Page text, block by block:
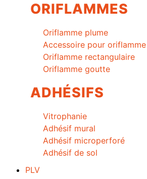
ORIFLAMMES
Oriflamme plume
Accessoire pour oriflamme
Oriflamme rectangulaire
Oriflamme goutte
ADHÉSIFS
Vitrophanie
Adhésif mural
Adhésif microperforé
Adhésif de sol
PLV